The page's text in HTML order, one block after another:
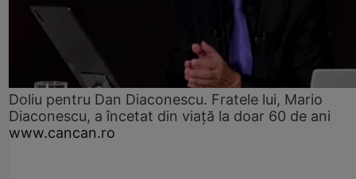
Doliu pentru Dan Diaconescu. Fratele lui, Mario
Diaconescu, a încetat din viață la doar 60 de ani
www.cancan.ro